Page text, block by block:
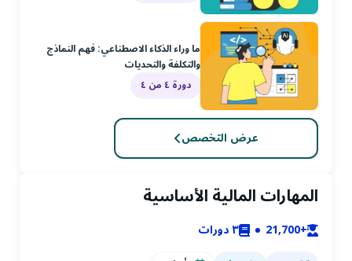
ما وراء الذكاء الاصطناعي: فهم النماذج
والتكلفة والتحديات
دورة ٤ من ٤
عرض التخصص
المهارات المالية الأساسية
+21,700 ٣دورات